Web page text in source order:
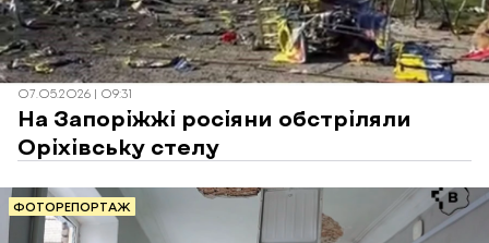
07.05.2026 | 09:31
На Запоріжжі росіяни обстріляли
Оріхівську стелу
ФОТОРЕПОРТАЖ